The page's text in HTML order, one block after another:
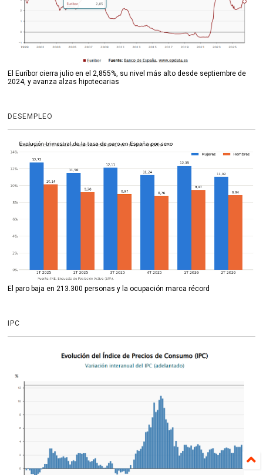
El Euríbor cierra julio en el 2,855%, su nivel más alto desde septiembre de
2024, y avanza alzas hipotecarias
DESEMPLEO
El paro baja en 213.300 personas y la ocupación marca récord
IPC